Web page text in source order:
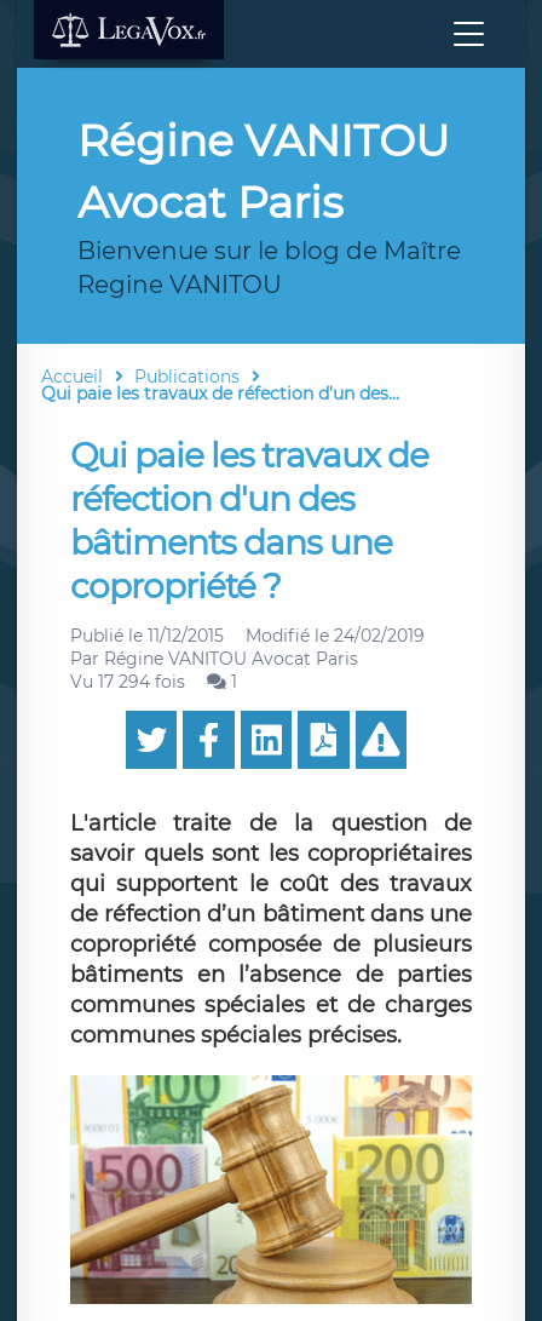
Régine VANITOU
Avocat Paris
Bienvenue sur le blog de Maître
Regine VANITOU
Accueil Publications
Qui paie les travaux de réfection d'un des...
Qui paie les travaux de
réfection d'un des
bâtiments dans une
copropriété ?
Publié le 11/12/2015 Modifié le 24/02/2019
Par Régine VANITOU Avocat Paris
Vu 17 294 fois
1
L'article traite de la question de
savoir quels sont les copropriétaires
qui supportent le coût des travaux
de réfection d’un bâtiment dans une
copropriété composée de plusieurs
bâtiments en l’absence de parties
communes spéciales et de charges
communes spéciales précises.